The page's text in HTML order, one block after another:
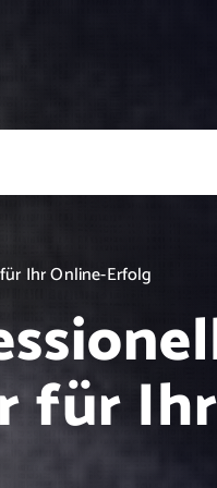
Ihr Online-Erfolg
für